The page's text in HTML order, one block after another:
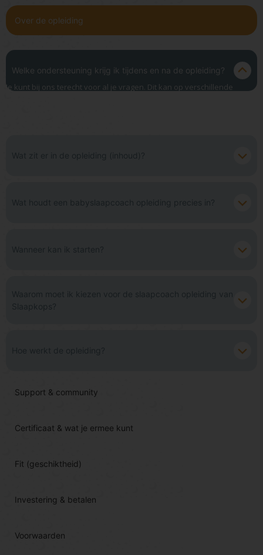
Over de opleiding
Support & community
Certificaat & wat je ermee kunt
Fit (geschiktheid)
Investering & betalen
Voorwaarden
Welke ondersteuning krijg ik tijdens en na de opleiding?
Je kunt bij ons terecht voor al je vragen. Dit kan op verschillende